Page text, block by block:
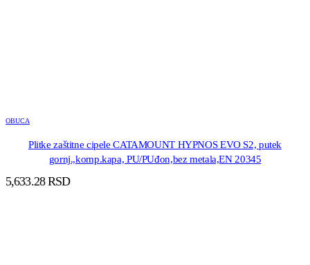
OBUCA
Plitke zaštitne cipele CATAMOUNT HYPNOS EVO S2, putek
gornj.,komp.kapa, PU/PUđon,bez metala,EN 20345
5,633.28RSD